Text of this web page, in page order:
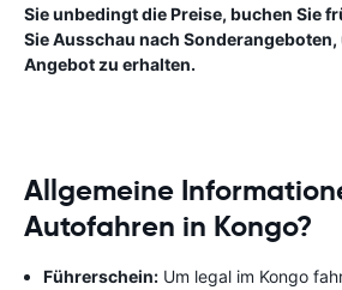
Sie unbedingt die Preise, buchen Sie
Sie Ausschau nach Sonderangeboten,
Angebot zu erhalten.
Allgemeine
Autofahren in Kongo?
Führerschein: Um legal im Kongo